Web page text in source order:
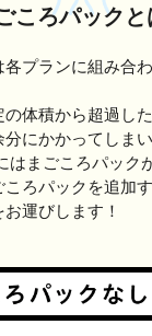
ころパックと
各プランに組み合
体積から超過し
にかかってしまい
はまごころパック
ころパックを追加
運びします！